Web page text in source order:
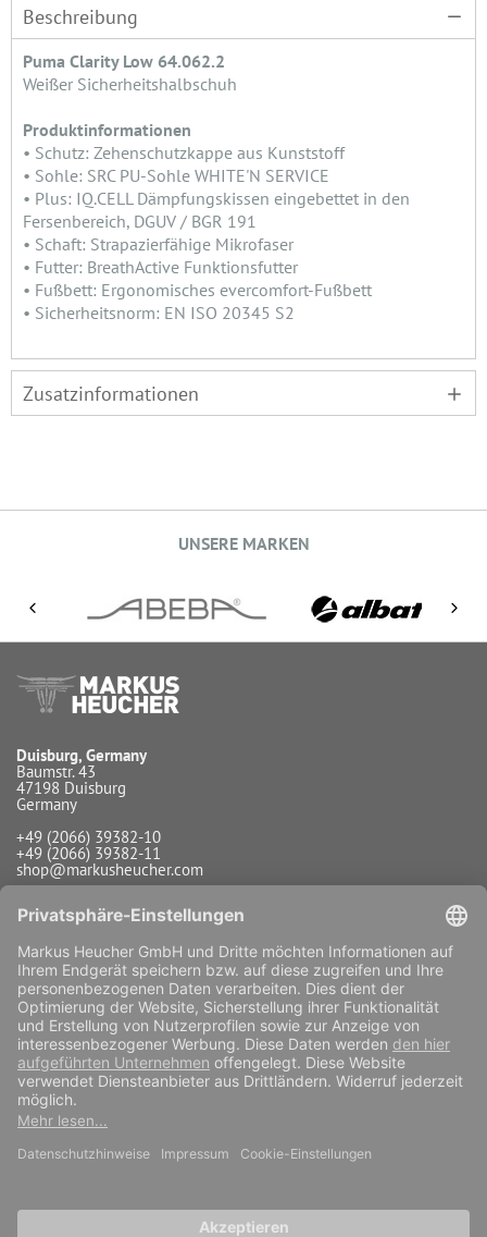
Beschreibung
Puma Clarity Low 64.062.2
Weißer Sicherheitshalbschuh
Produktinformationen
• Schutz: Zehenschutzkappe aus Kunststoff
• Sohle: SRC PU-Sohle WHITE'N SERVICE
• Plus: IQ.CELL Dämpfungskissen eingebettet in den
Fersenbereich, DGUV / BGR 191
• Schaft: Strapazierfähige Mikrofaser
• Futter: BreathActive Funktionsfutter
• Fußbett: Ergonomisches evercomfort-Fußbett
• Sicherheitsnorm: EN ISO 20345 S2
Zusatzinformationen
UNSERE MARKEN
Duisburg, Germany
Baumstr. 43
47198 Duisburg
Germany
+49 (2066) 39382-10
+49 (2066) 39382-11
shop@markusheucher.com
Info / Service
Zahlungsarten
Versandarten